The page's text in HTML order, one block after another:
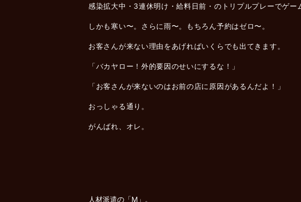
感染拡大中・3連休明け・給料日前・のトリプルプレーでゲー
しかも寒い〜。さらに雨〜。もちろん予約はゼロ〜。
お客さんが来ない理由をあげればいくらでも出てきます。
「バカヤロー！外的要因のせいにするな！」
「お客さんが来ないのはお前の店に原因があるんだよ！」
おっしゃる通り。
がんばれ、オレ。
人材派遣の「M」。